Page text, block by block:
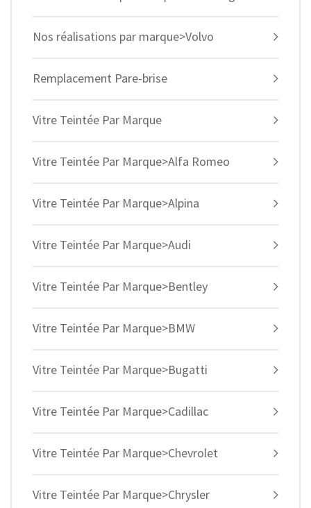
Nos réalisations par marque>Volvo
Remplacement Pare-brise
Vitre Teintée Par Marque
Vitre Teintée Par Marque>Alfa Romeo
Vitre Teintée Par Marque>Alpina
Vitre Teintée Par Marque>Audi
Vitre Teintée Par Marque>Bentley
Vitre Teintée Par Marque>BMW
Vitre Teintée Par Marque>Bugatti
Vitre Teintée Par Marque>Cadillac
Vitre Teintée Par Marque>Chevrolet
Vitre Teintée Par Marque>Chrysler